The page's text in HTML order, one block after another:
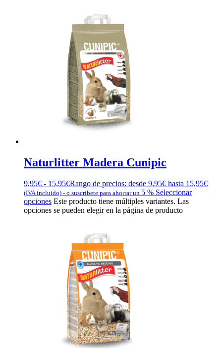
Naturlitter Madera Cunipic
9,95€ - 15,95€Rango de precios: desde 9,95€ hasta 15,95€
(IVA incluido) - o suscríbete para ahorrar un 5 % Seleccionar
opciones Este producto tiene múltiples variantes. Las
opciones se pueden elegir en la página de producto